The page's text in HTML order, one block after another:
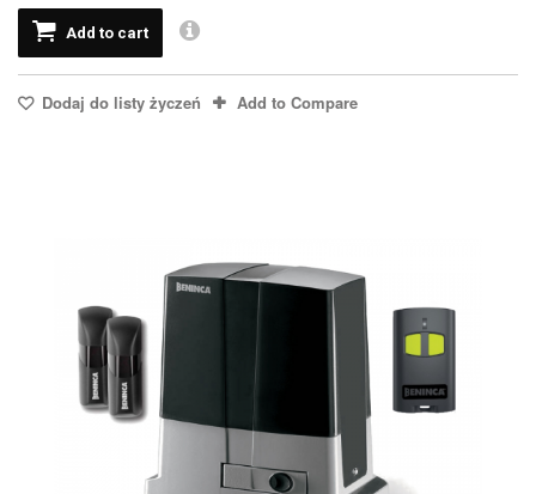
Add to cart
Dodaj do listy życzeń Add to Compare